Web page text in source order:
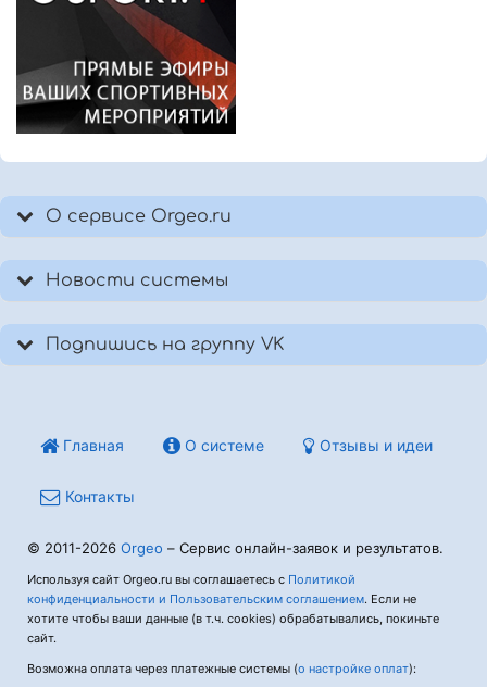
О сервисе Orgeo.ru
Новости системы
Подпишись на группу VK
Главная О системе Отзывы и идеи
Контакты
© 2011-2026 Orgeo – Сервис онлайн-заявок и результатов.
Используя сайт Orgeo.ru вы соглашаетесь с Политикой
конфиденциальности и Пользовательским соглашением. Если не
хотите чтобы ваши данные (в т.ч. cookies) обрабатывались, покиньте
сайт.
Возможна оплата через платежные системы (о настройке оплат):